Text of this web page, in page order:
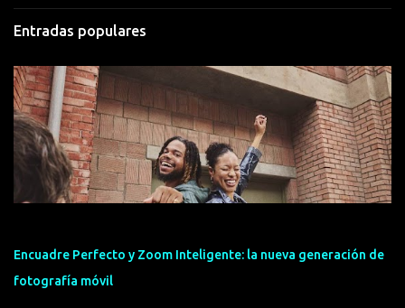
Entradas populares
Encuadre Perfecto y Zoom Inteligente: la nueva generación de
fotografía móvil